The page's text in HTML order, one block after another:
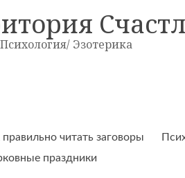
Эзотерика
правильно читать заговоры
праздники